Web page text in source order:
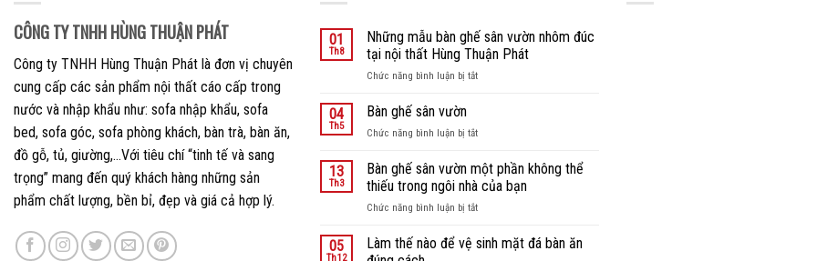
CÔNG TY TNHH HÙNG THUẬN PHÁT
Công ty TNHH Hùng Thuận Phát là đơn vị chuyên
cung cấp các sản phẩm nội thất cáo cấp trong
nước và nhập khẩu như: sofa nhập khẩu, sofa
bed, sofa góc, sofa phòng khách, bàn trà, bàn ăn,
đồ gỗ, tủ, giường,…Với tiêu chí “tinh tế và sang
trọng” mang đến quý khách hàng những sản
phẩm chất lượng, bền bỉ, đẹp và giá cả hợp lý.
01
Th8
Những mẫu bàn ghế sân vườn nhôm đúc
tại nội thất Hùng Thuận Phát
Chức năng bình luận bị tắtở
ghế
vườn
nhôm
tại
thất
04
Th5
Bàn ghế sân vườn
Chức năng bình luận bị tắtở
ghế
sân
vườn
13
Th3
Bàn ghế sân vườn một phần không thể
thiếu trong ngôi nhà của bạn
Chức năng bình luận bị tắtở
ghế
05
Th12
Làm thế nào để vệ sinh mặt đá bàn ăn